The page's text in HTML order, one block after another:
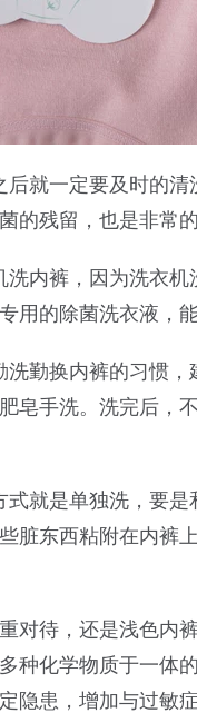
后就一定要及时的
的残留，也是非常的
洗内裤，因为洗衣
用的除菌洗衣液，
洗勤换内裤的习惯
皂手洗。洗完后，
式就是单独洗，要
脏东西粘附在内裤
对待，还是浅色内
种化学物质于一体
隐患，增加与过敏